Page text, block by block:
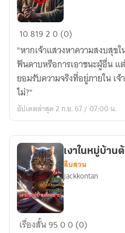
ลู่
ยียน
วิถี
แห่ง
ครู
และ
1081920 (0)
"หากเจ้าแสวงหาความสงบสุข
ฟันดาบหรือการเอาชนะผู้อื่น แ
ยอมรับความจริงที่อยู่ภายใน เ
ไม่?"
อัปเดตล่าสุด 2 ก.ย. 67 / 07:00 น.
เงา
เงาในหมู่บ้าน
สืบสวน
jackkontan
เรื่องสั้น9500 (0)